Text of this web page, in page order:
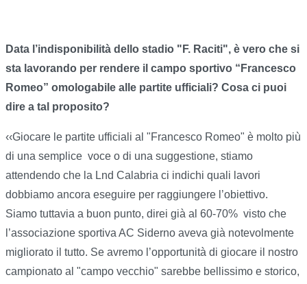
Data l’indisponibilità dello stadio "F. Raciti", è vero che si
sta lavorando per rendere il campo sportivo “Francesco
Romeo” omologabile alle partite ufficiali? Cosa ci puoi
dire a tal proposito?
‹‹Giocare le partite ufficiali al "Francesco Romeo" è molto più
di una semplice voce o di una suggestione, stiamo
attendendo che la Lnd Calabria ci indichi quali lavori
dobbiamo ancora eseguire per raggiungere l’obiettivo.
Siamo tuttavia a buon punto, direi già al 60-70% visto che
l’associazione sportiva AC Siderno aveva già notevolmente
migliorato il tutto. Se avremo l’opportunità di giocare il nostro
campionato al "campo vecchio" sarebbe bellissimo e storico,